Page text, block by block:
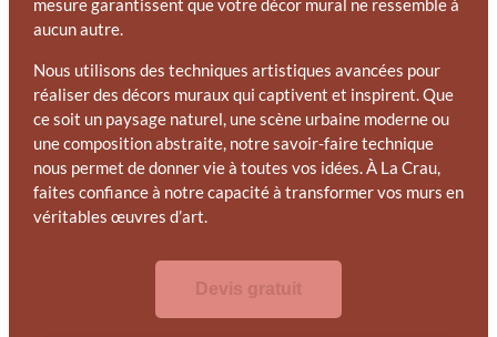
mesure garantissent que votre décor mural ne ressemble à
aucun autre.
Nous utilisons des techniques artistiques avancées pour
réaliser des décors muraux qui captivent et inspirent. Que
ce soit un paysage naturel, une scène urbaine moderne ou
une composition abstraite, notre savoir-faire technique
nous permet de donner vie à toutes vos idées. À La Crau,
faites confiance à notre capacité à transformer vos murs en
véritables œuvres d’art.
Devis gratuit